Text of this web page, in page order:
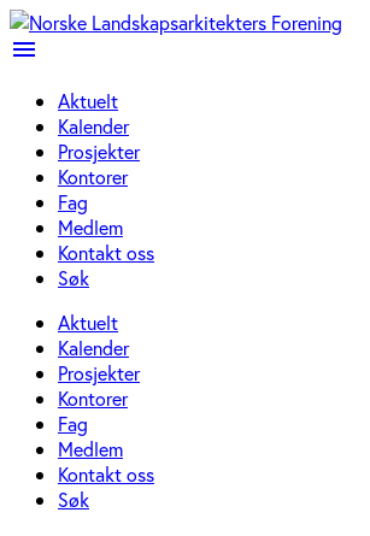
menu
Aktuelt
Kalender
Prosjekter
Kontorer
Fag
Medlem
Kontakt oss
Søk
Aktuelt
Kalender
Prosjekter
Kontorer
Fag
Medlem
Kontakt oss
Søk